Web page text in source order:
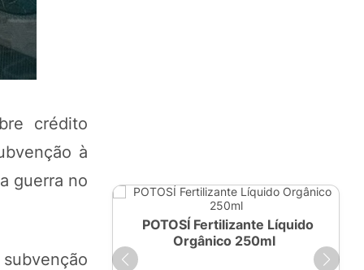
crédito
à
guerra no
POTOSÍ Fertilizante Líquido
Orgânico 250ml